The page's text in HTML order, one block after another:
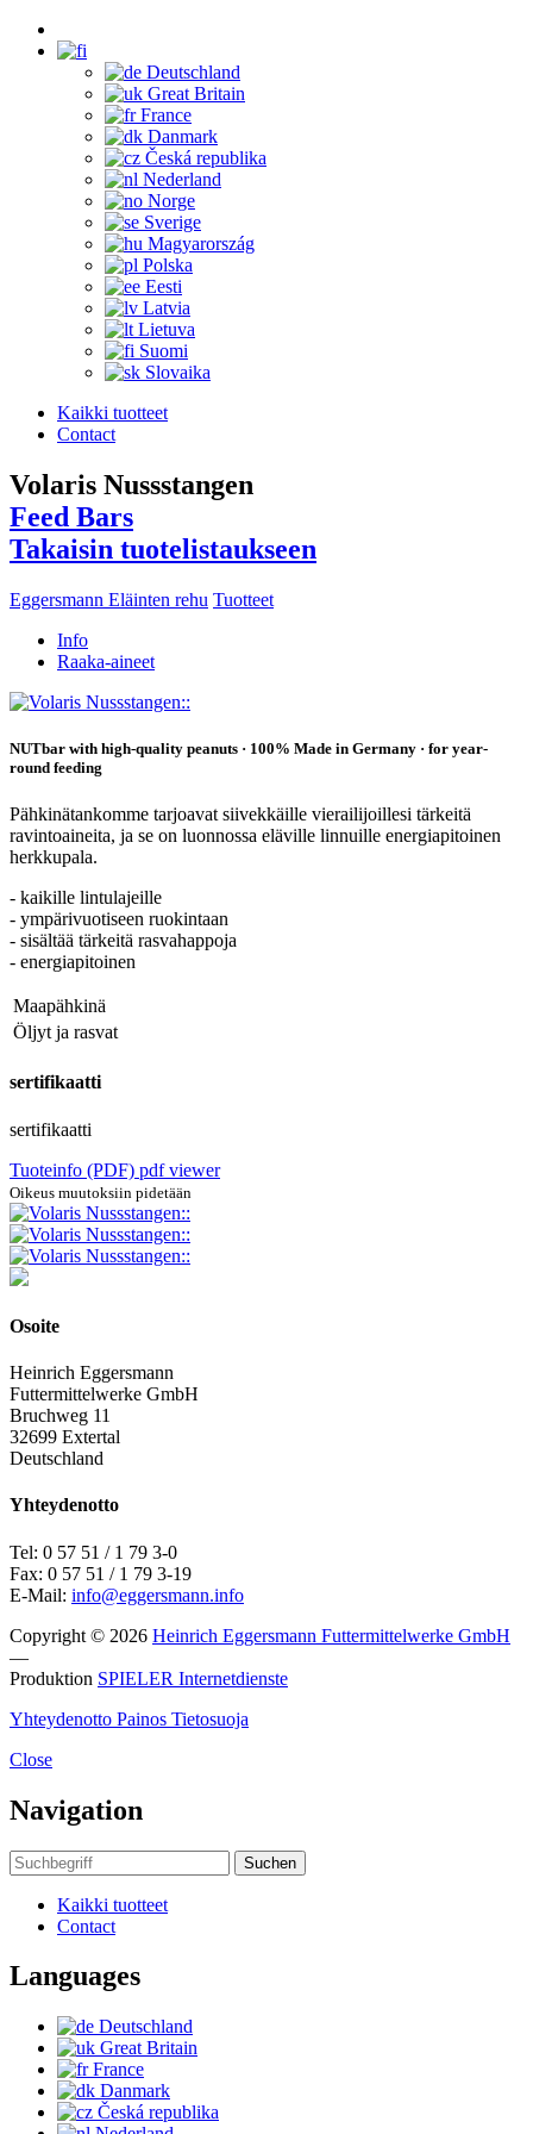
Deutschland
Great Britain
France
Danmark
Česká republika
Nederland
Norge
Sverige
Magyarország
Polska
Eesti
Latvia
Lietuva
Suomi
Slovaika
Kaikki tuotteet
Contact
Volaris Nussstangen
Feed Bars
Takaisin tuotelistaukseen
Eggersmann Eläinten rehu Tuotteet
Info
Raaka-aineet
NUTbar with high-quality peanuts · 100% Made in Germany · for year-
round feeding
Pähkinätankomme tarjoavat siivekkäille vierailijoillesi tärkeitä
ravintoaineita, ja se on luonnossa eläville linnuille energiapitoinen
herkkupala.
- kaikille lintulajeille
- ympärivuotiseen ruokintaan
- sisältää tärkeitä rasvahappoja
- energiapitoinen
Maapähkinä
Öljyt ja rasvat
sertifikaatti
sertifikaatti
Tuoteinfo (PDF) pdf viewer
Oikeus muutoksiin pidetään
Osoite
Heinrich Eggersmann
Futtermittelwerke GmbH
Bruchweg 11
32699 Extertal
Deutschland
Yhteydenotto
Tel: 0 57 51 / 1 79 3-0
Fax: 0 57 51 / 1 79 3-19
E-Mail: info@eggersmann.info
Copyright © 2026 Heinrich Eggersmann Futtermittelwerke GmbH
—
Produktion SPIELER Internetdienste
Yhteydenotto Painos Tietosuoja
Close
Navigation
Suchen
Kaikki tuotteet
Contact
Languages
Deutschland
Great Britain
France
Danmark
Česká republika